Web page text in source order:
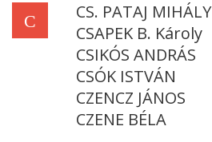
C
CS. PATAJ MIHÁLY
CSAPEK B. Károly
CSIKÓS ANDRÁS
CSÓK ISTVÁN
CZENCZ JÁNOS
CZENE BÉLA